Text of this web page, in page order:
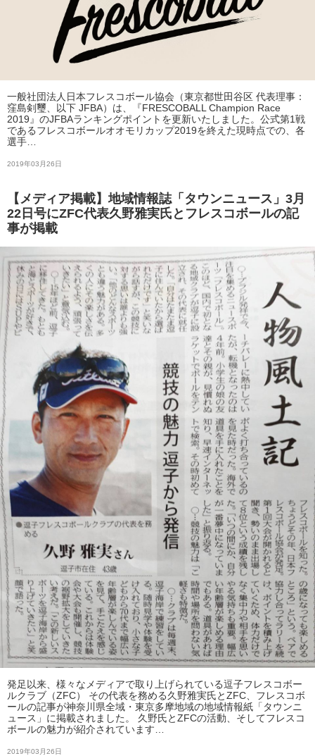
一般社団法人日本フレスコボール協会（東京都世田谷区 代表理事：
窪島剣璽、以下 JFBA）は、『FRESCOBALL Champion Race
2019』のJFBAランキングポイントを更新いたしました。公式第1戦
であるフレスコボールオオモリカップ2019を終えた現時点での、各
選手…
2019年03月26日
【メディア掲載】地域情報誌「タウンニュース」3月
22日号にZFC代表久野雅実氏とフレスコボールの記
事が掲載
発足以来、様々なメディアで取り上げられている逗子フレスコボー
ルクラブ（ZFC） その代表を務める久野雅実氏とZFC、フレスコボ
ールの記事が神奈川県全域・東京多摩地域の地域情報紙「タウンニ
ュース」に掲載されました。 久野氏とZFCの活動、そしてフレスコ
ボールの魅力が紹介されています…
2019年03月26日